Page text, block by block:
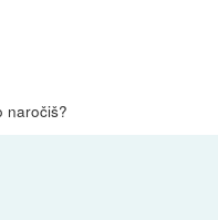
naročiš?